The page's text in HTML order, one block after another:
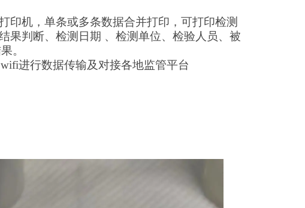
印机，单条或多条数据合并打印，可打印检测
果判断、检测日期 、检测单位、检验人员、被
。
进行数据传输及对接各地监管平台